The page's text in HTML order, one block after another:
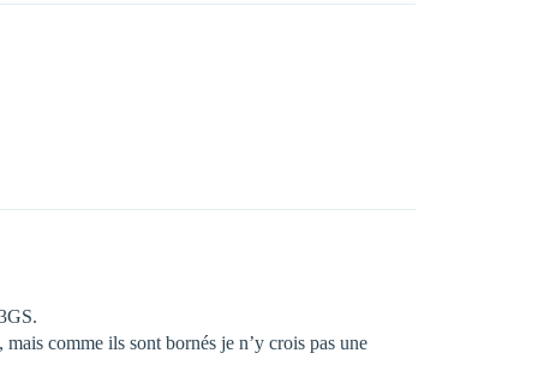
comme ils sont bornés je n’y crois pas une